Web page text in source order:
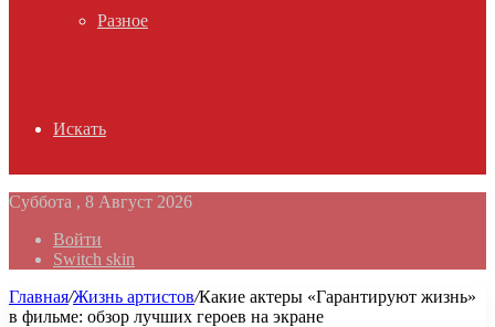
Разное
Искать
Суббота , 8 Август 2026
Войти
Switch skin
Главная/Жизнь артистов/Какие актеры «Гарантируют жизнь»
в фильме: обзор лучших героев на экране